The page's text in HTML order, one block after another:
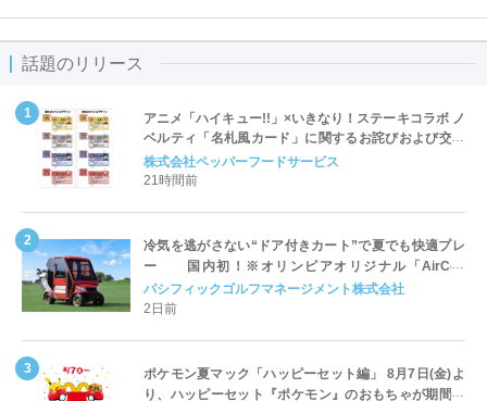
話題のリリース
アニメ「ハイキュー!!」×いきなり！ステーキコラボ ノ
ベルティ「名札風カード」に関するお詫びおよび交換
対応についてのご案内
株式会社ペッパーフードサービス
21時間前
冷気を逃がさない“ドア付きカート”で夏でも快適プレ
ー 国内初！※オリンピアオリジナル「AirCon
Cart（エアコンカート）」導入 | ＰＧＭ
パシフィックゴルフマネージメント株式会社
2日前
ポケモン夏マック「ハッピーセット編」 8月7日(金)よ
り、ハッピーセット『ポケモン』のおもちゃが期間限